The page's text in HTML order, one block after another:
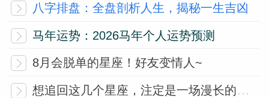
八字排盘：全盘剖析人生，揭秘一生吉凶
马年运势：2026马年个人运势预测
8月会脱单的星座！好友变情人~
想追回这几个星座，注定是一场漫长的修行